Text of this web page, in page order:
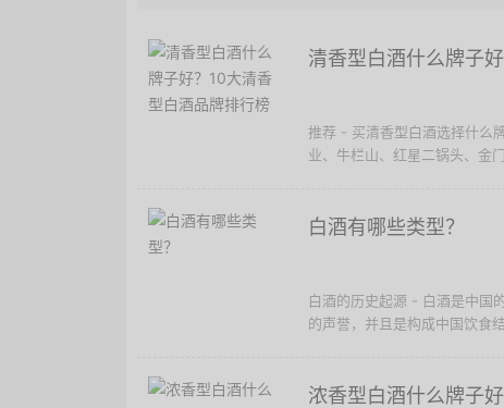
清香型白酒什么牌子
推荐 - 买清香型白酒选择什么
业、牛栏山、红星二锅头、金
白酒有哪些类型？
白酒的历史起源 - 白酒是中国
的声誉，并且是构成中国饮食
浓香型白酒什么牌子